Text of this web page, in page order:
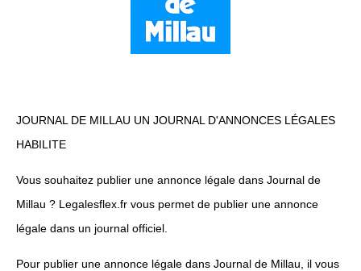
JOURNAL DE MILLAU UN JOURNAL D'ANNONCES LÉGALES
HABILITE
Vous souhaitez publier une annonce légale dans Journal de
Millau ? Legalesflex.fr vous permet de publier une annonce
légale dans un journal officiel.
Pour publier une annonce légale dans Journal de Millau, il vous